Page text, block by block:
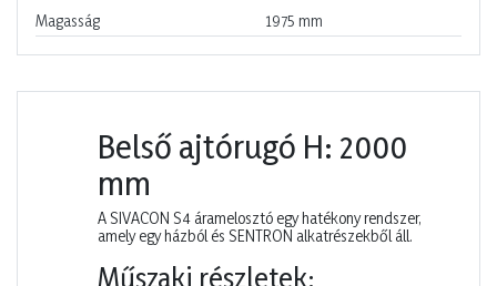
Magasság
1975 mm
Belső ajtórugó H: 2000
mm
A SIVACON S4 áramelosztó egy hatékony rendszer,
amely egy házból és SENTRON alkatrészekből áll.
Műszaki részletek: